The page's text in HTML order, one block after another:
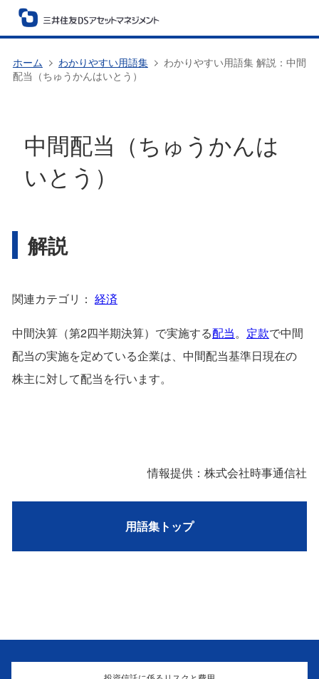
ホーム わかりやすい用語集
わかりやすい用語集 解説：中間
配当（ちゅうかんはいとう）
中間配当（ちゅうかんは
いとう）
解説
関連カテゴリ： 経済
中間決算（第2四半期決算）で実施する配当。 定款で中間
配当の実施を定めている企業は、中間配当基準日現在の
株主に対して配当を行います。
情報提供：株式会社時事通信社
用語集トップ